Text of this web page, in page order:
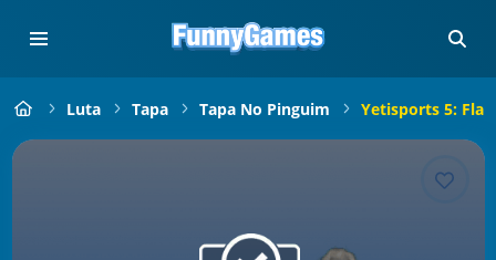
Luta Tapa Tapa No Pinguim Yetisports 5: